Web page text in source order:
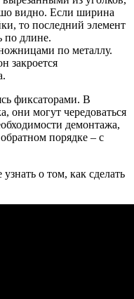
видно. Если ширина
то последний элемент
по длине.
по металлу.
закроется
фиксаторами. В
они могут чередоваться
демонтажа,
порядке – с
о том, как сделать